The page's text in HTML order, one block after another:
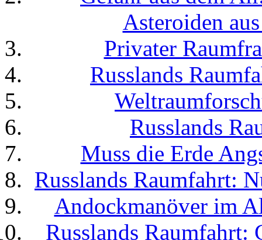
Asteroiden
Privater
Russlands
Russlands
Muss die Erde
Russlands Raumfahrt:
Andockmanöver im
Russlands Raumfahrt: